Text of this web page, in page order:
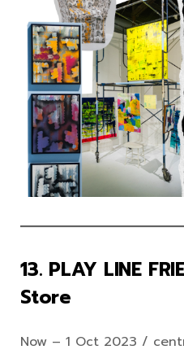
13. PLAY LINE
Store
Now – 1 Oct 2023 /